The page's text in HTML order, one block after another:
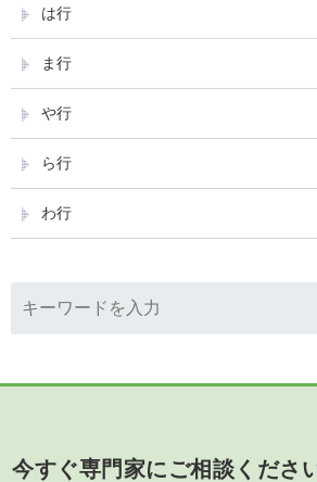
は行
ま行
や行
ら行
わ行
今すぐ専門家にご相談くださ